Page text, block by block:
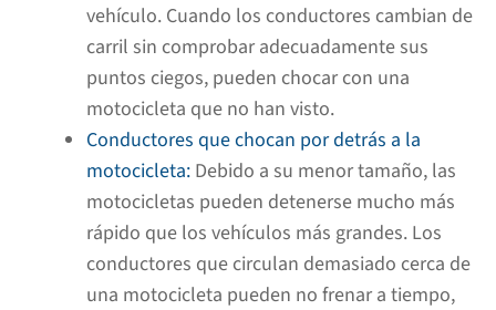
vehículo. Cuando los conductores cambian de
carril sin comprobar adecuadamente sus
puntos ciegos, pueden chocar con una
motocicleta que no han visto.
Conductores que chocan por detrás a la
motocicleta: Debido a su menor tamaño, las
motocicletas pueden detenerse mucho más
rápido que los vehículos más grandes. Los
conductores que circulan demasiado cerca de
una motocicleta pueden no frenar a tiempo,